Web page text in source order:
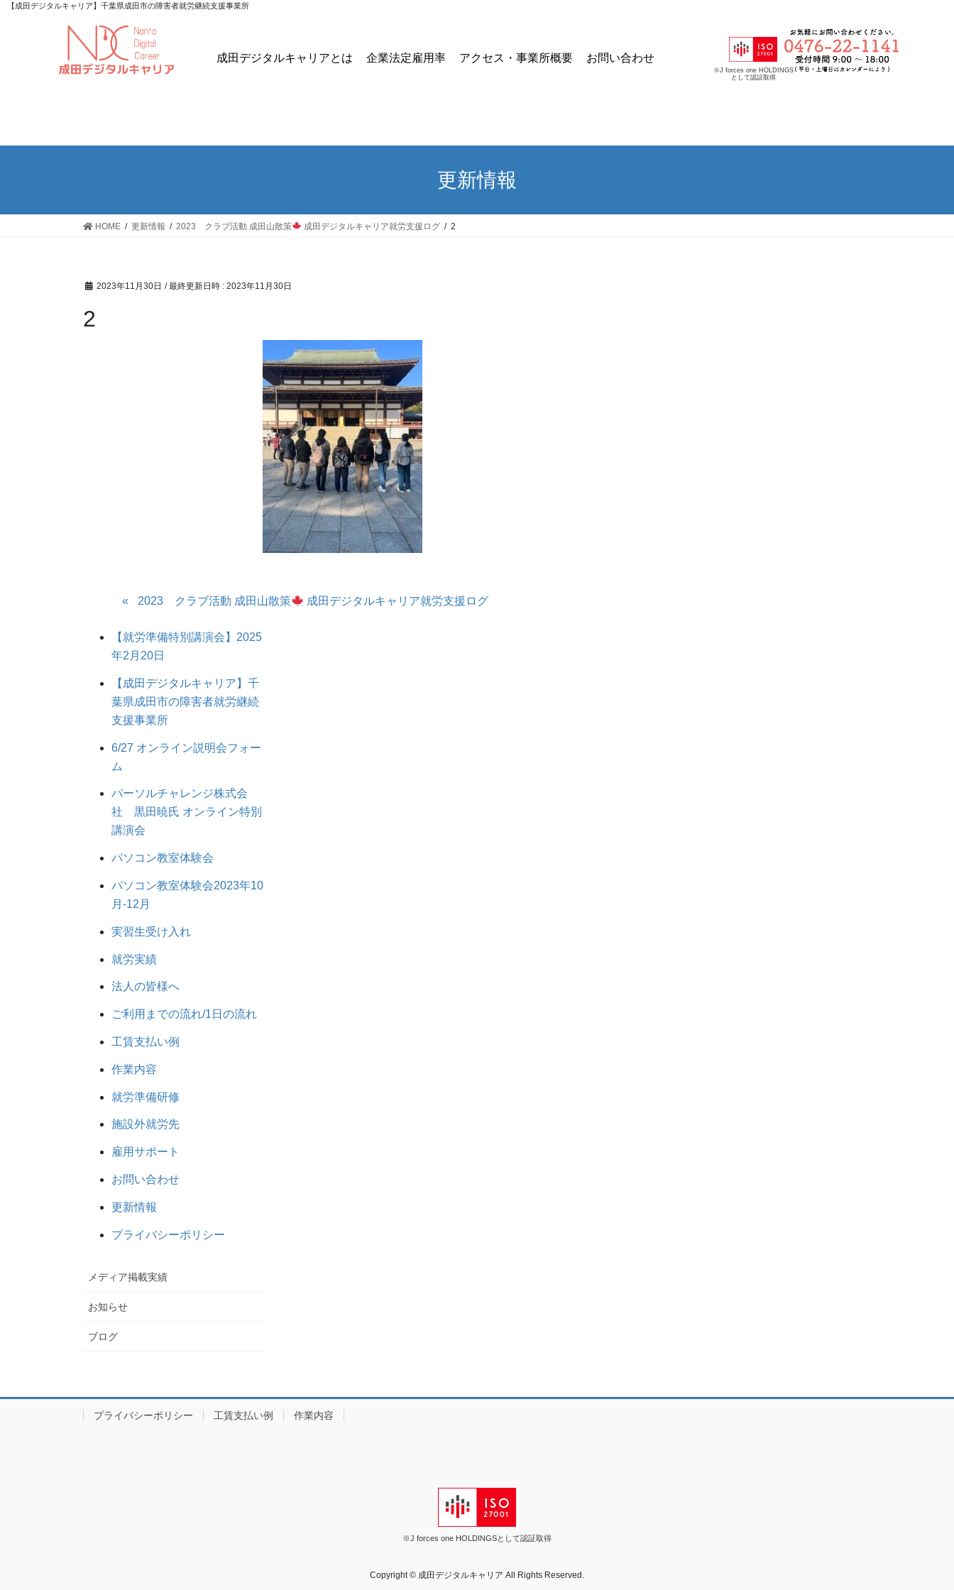
【成田デジタルキャリア】千葉県成田市の障害者就労継続支援事業所
成田デジタルキャリアとは 企業法定雇用率 アクセス・事業所概要 お問い合わせ
※J forces one HOLDINGS
として認証取得
更新情報
HOME 更新情報 2023 クラブ活動 成田山散策 成田デジタルキャリア就労支援ログ 2
2023年11月30日 / 最終更新日時 : 2023年11月30日
2
2023 クラブ活動 成田山散策 成田デジタルキャリア就労支援ログ
【就労準備特別講演会】2025
年2月20日
【成田デジタルキャリア】千
葉県成田市の障害者就労継続
支援事業所
6/27 オンライン説明会フォー
ム
パーソルチャレンジ株式会
社 黒田暁氏 オンライン特別
講演会
パソコン教室体験会
パソコン教室体験会2023年10
月-12月
実習生受け入れ
就労実績
法人の皆様へ
ご利用までの流れ/1日の流れ
工賃支払い例
作業内容
就労準備研修
施設外就労先
雇用サポート
お問い合わせ
更新情報
プライバシーポリシー
メディア掲載実績
お知らせ
ブログ
プライバシーポリシー 工賃支払い例 作業内容
※J forces one HOLDINGSとして認証取得
Copyright © 成田デジタルキャリア All Rights Reserved.